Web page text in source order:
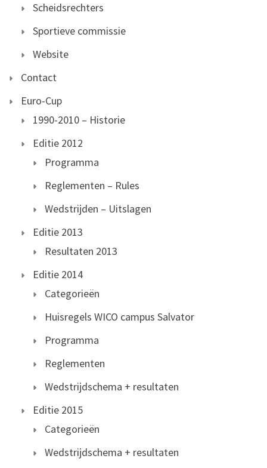
Scheidsrechters
Sportieve commissie
Website
Contact
Euro-Cup
1990-2010 – Historie
Editie 2012
Programma
Reglementen – Rules
Wedstrijden – Uitslagen
Editie 2013
Resultaten 2013
Editie 2014
Categorieën
Huisregels WICO campus Salvator
Programma
Reglementen
Wedstrijdschema + resultaten
Editie 2015
Categorieën
Wedstrijdschema + resultaten